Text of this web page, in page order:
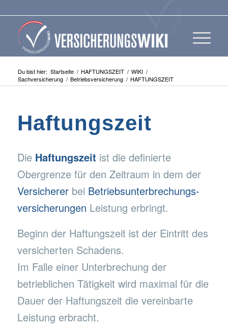
Du bist hier: Startseite / HAFTUNGSZEIT / WIKI /
Sachversicherung / Betriebsversicherung / HAFTUNGSZEIT
Haftungszeit
Die Haftungszeit ist die definierte
Obergrenze für den Zeitraum in dem der
Versichererbei Betriebsunterbrechungs-
versicherungen Leistung erbringt.
Beginn der Haftungszeit ist der Eintritt des
versicherten Schadens.
Im Falle einer Unterbrechung der
betrieblichen Tätigkeit wird maximal für die
Dauer der Haftungszeit die vereinbarte
Leistung erbracht.